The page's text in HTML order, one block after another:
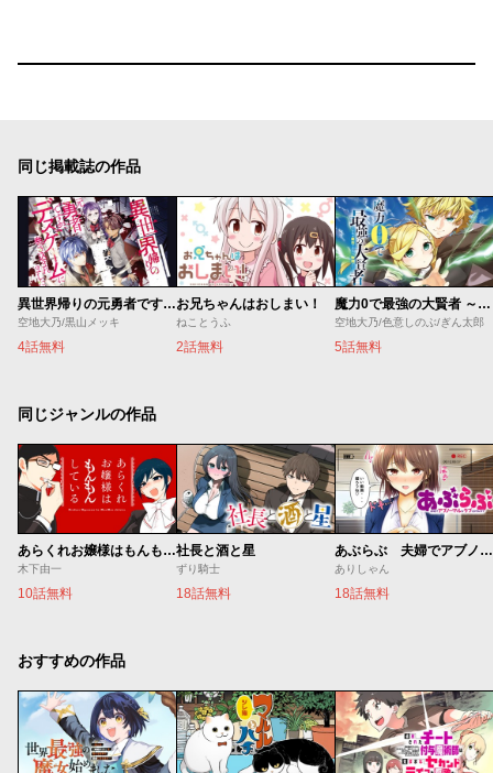
同じ掲載誌の作品
異世界帰りの元勇者ですが、デスゲームに巻き込まれました
空地大乃/黒山メッキ
4話無料
お兄ちゃんはおしまい！
ねことうふ
2話無料
魔力0で最強の大賢者 ～それは魔法ではない、物理だ！～
空地大乃/色意しのぶ/ぎん太郎
5話無料
同じジャンルの作品
あらくれお嬢様はもんもんしている
木下由一
10話無料
社長と酒と星
ずり騎士
18話無料
あぶらぶ 夫婦でアブノーマルなラブしませんか？
ありしゃん
18話無料
おすすめの作品